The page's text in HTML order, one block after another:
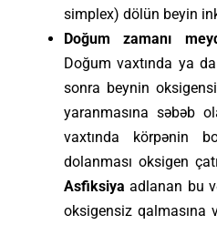
simplex) dölün beyin
Doğum zamanı
Doğum vaxtında ya
sonra beynin
yaranmasına səbəb
vaxtında körpənin
dolanması oksigen
Asfiksiya adlanan bu
oksigensiz qalmasına